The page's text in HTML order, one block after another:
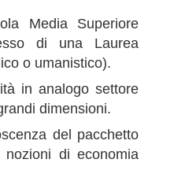
Media Superiore
di una Laurea
o umanistico).
in analogo settore
dimensioni.
del pacchetto
di economia